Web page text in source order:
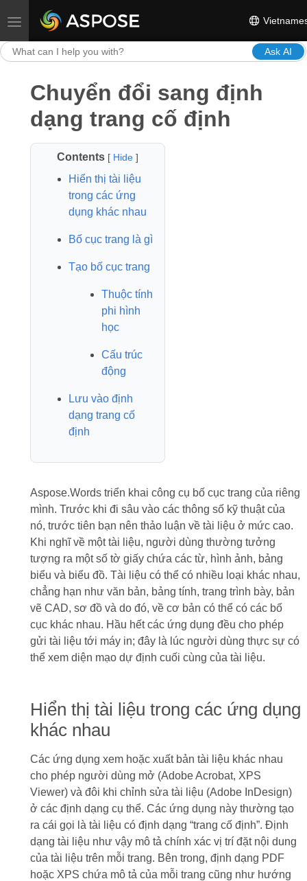
Toggle navigation
Ask AI
Chuyển đổi sang định
dạng trang cố định
Contents [ Hide]
Hiển thị tài liệu
trong các ứng
dụng khác nhau
Bố cục trang là gì
Tạo bố cục trang
Thuộc tính
phi hình
học
Cấu trúc
động
Lưu vào định
dạng trang cố
định
Aspose.Words triển khai công cụ bố cục trang của riêng
mình. Trước khi đi sâu vào các thông số kỹ thuật của
nó, trước tiên bạn nên thảo luận về tài liệu ở mức cao.
Khi nghĩ về một tài liệu, người dùng thường tưởng
tượng ra một số tờ giấy chứa các từ, hình ảnh, bảng
biểu và biểu đồ. Tài liệu có thể có nhiều loại khác nhau,
chẳng hạn như văn bản, bảng tính, trang trình bày, bản
vẽ CAD, sơ đồ và do đó, về cơ bản có thể có các bố
cục khác nhau. Hầu hết các ứng dụng đều cho phép
gửi tài liệu tới máy in; đây là lúc người dùng thực sự có
thể xem diện mạo dự định cuối cùng của tài liệu.
Hiển thị tài liệu trong các ứng dụng
khác nhau
Các ứng dụng xem hoặc xuất bản tài liệu khác nhau
cho phép người dùng mở (Adobe Acrobat, XPS
Viewer) và đôi khi chỉnh sửa tài liệu (Adobe InDesign)
ở các định dạng cụ thể. Các ứng dụng này thường tạo
ra cái gọi là tài liệu có định dạng “trang cố định”. Định
dạng tài liệu như vậy mô tả chính xác vị trí đặt nội dung
của tài liệu trên mỗi trang. Bên trong, định dạng PDF
hoặc XPS chứa mô tả của mỗi trang cũng như hướng